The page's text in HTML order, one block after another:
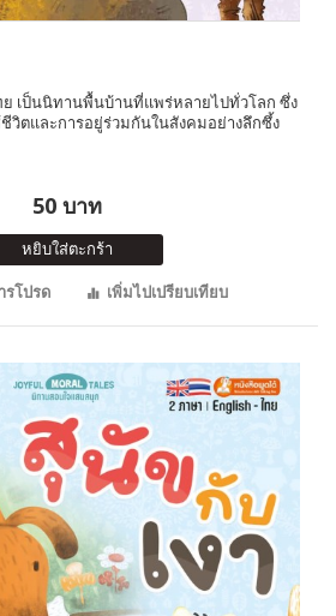
เป็นนิทานพื้นบ้านที่แพร่หลายไปทั่วโลก ซึ่ง
วิตและการอยู่ร่วมกันในสังคมอย่างลึกซึ้ง
50 บาท
หยิบใส่ตะกร้า
รโปรด
เพิ่มไปเปรียบเทียบ